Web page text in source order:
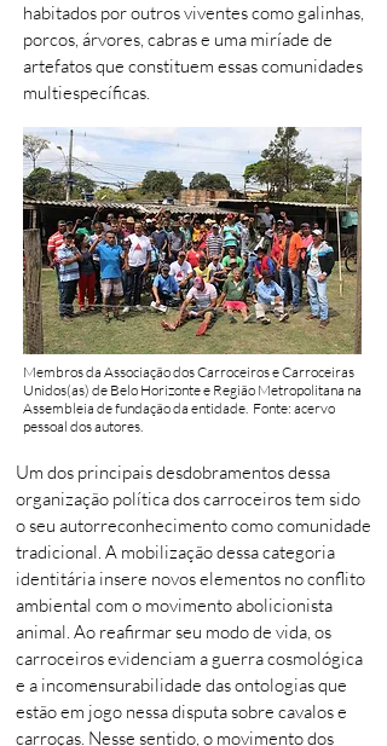
habitados por outros viventes como galinhas,
porcos, árvores, cabras e uma miríade de
artefatos que constituem essas comunidades
multiespecíficas.
Membros da Associação dos Carroceiros e Carroceiras
Unidos(as) de Belo Horizonte e Região Metropolitana na
Assembleia de fundação da entidade. Fonte: acervo
pessoal dos autores.
Um dos principais desdobramentos dessa
organização política dos carroceiros tem sido
o seu autorreconhecimento como comunidade
tradicional. A mobilização dessa categoria
identitária insere novos elementos no conflito
ambiental com o movimento abolicionista
animal. Ao reafirmar seu modo de vida, os
carroceiros evidenciam a guerra cosmológica
e a incomensurabilidade das ontologias que
estão em jogo nessa disputa sobre cavalos e
carroças. Nesse sentido, o movimento dos